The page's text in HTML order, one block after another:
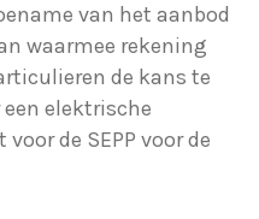
van het aanbod
waarmee rekening
de kans te
elektrische
de SEPP voor de